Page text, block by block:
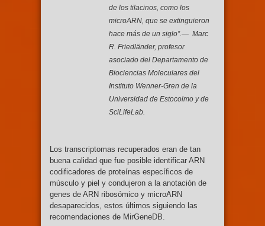
de los tilacinos, como los
microARN, que se extinguieron
hace más de un siglo”.— Marc
R. Friedländer, profesor
asociado del Departamento de
Biociencias Moleculares del
Instituto Wenner-Gren de la
Universidad de Estocolmo y de
SciLifeLab.
Los transcriptomas recuperados eran de tan
buena calidad que fue posible identificar ARN
codificadores de proteínas específicos de
músculo y piel y condujeron a la anotación de
genes de ARN ribosómico y microARN
desaparecidos, estos últimos siguiendo las
recomendaciones de MirGeneDB.